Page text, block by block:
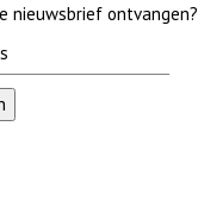
nieuwsbrief ontvangen?